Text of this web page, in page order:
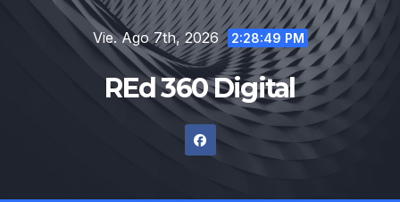
Vie. Ago 7th, 2026 2:28:51 PM
REd 360 Digital